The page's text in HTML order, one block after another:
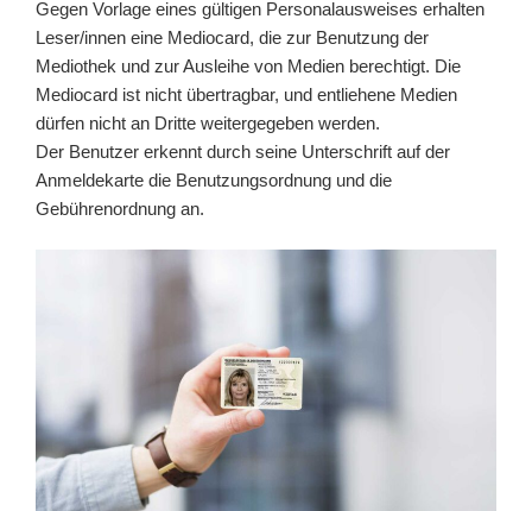
Gegen Vorlage eines gültigen Personalausweises erhalten
Leser/innen eine Mediocard, die zur Benutzung der
Mediothek und zur Ausleihe von Medien berechtigt. Die
Mediocard ist nicht übertragbar, und entliehene Medien
dürfen nicht an Dritte weitergegeben werden.
Der Benutzer erkennt durch seine Unterschrift auf der
Anmeldekarte die Benutzungsordnung und die
Gebührenordnung an.